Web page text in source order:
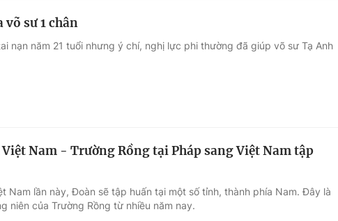
sư 1 chân
nạn năm 21 tuổi nhưng ý chí, nghị lực phi thường đã giúp võ sư Tạ Anh
Nam - Trường Rồng tại Pháp sang Việt Nam tập
Nam lần này, Đoàn sẽ tập huấn tại một số tỉnh, thành phía Nam. Đây là
niên của Trường Rồng từ nhiều năm nay.